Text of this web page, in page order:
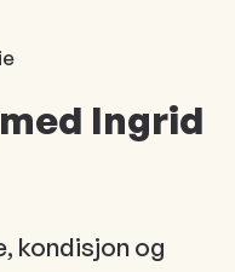
Ingrid
kondisjon og